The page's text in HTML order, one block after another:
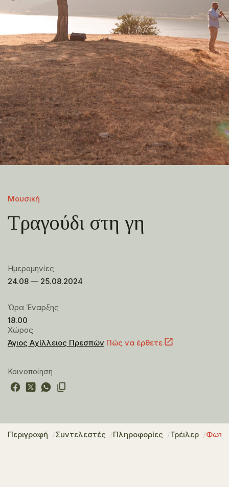
Μουσική
Τραγούδι στη γη
Ημερομηνίες
24.08 — 25.08.2024
Ώρα Έναρξης
18.00
Χώρος
Άγιος Αχίλλειος Πρεσπών Πώς να έρθετε
Κοινοποίηση
Περιγραφή Συντελεστές Πληροφορίες Τρέιλερ